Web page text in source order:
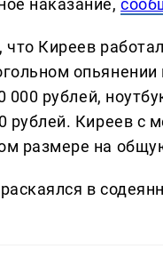
наказание,
что Киреев
000 рублей,
рублей. Киреев с
размере на
в